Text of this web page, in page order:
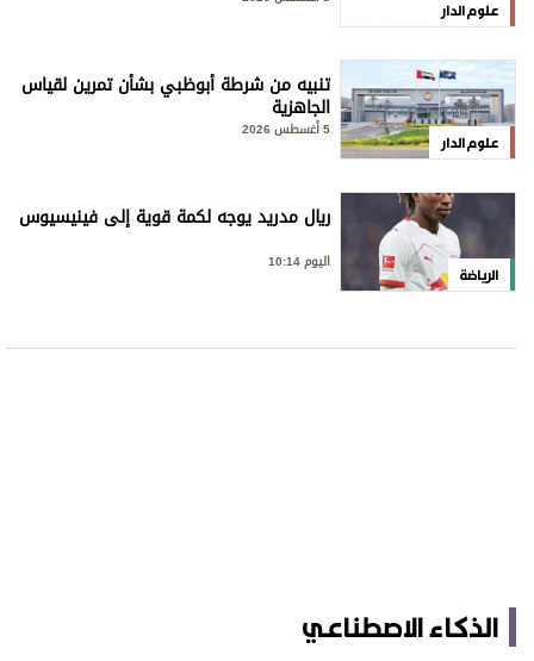
علوم الدار
علوم الدار
تنبيه من شرطة أبوظبي بشأن تمرين لقياس
الجاهزية
5 أغسطس 2026
الرياضة
ريال مدريد يوجه لكمة قوية إلى فينيسيوس
اليوم 10:14
الذكاء الاصطناعي